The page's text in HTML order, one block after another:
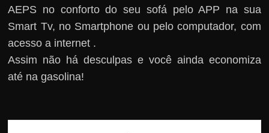
AEPS no conforto do seu sofá pelo APP na sua
Smart Tv, no Smartphone ou pelo computador, com
acesso a internet .
Assim não há desculpas e você ainda economiza
até na gasolina!